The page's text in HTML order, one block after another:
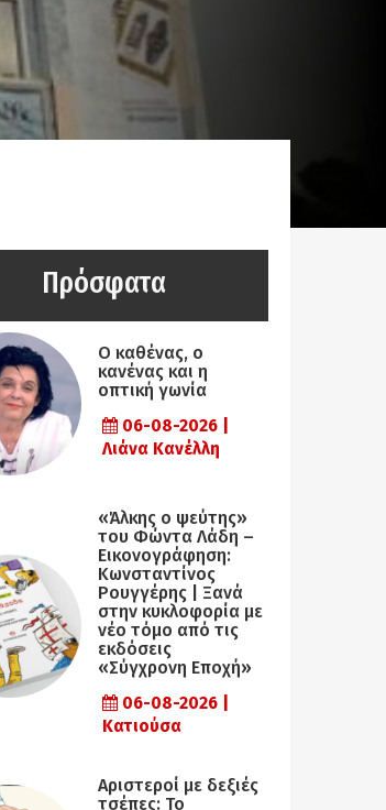
Πρόσφατα
Ο καθένας, ο
κανένας και η
οπτική γωνία
06-08-2026 |
Λιάνα Κανέλλη
«Άλκης ο ψεύτης»
του Φώντα Λάδη –
Εικονογράφηση:
Κωνσταντίνος
Ρουγγέρης | Ξανά
στην κυκλοφορία με
νέο τόμο από τις
εκδόσεις
«Σύγχρονη Εποχή»
06-08-2026 |
Κατιούσα
Αριστεροί με δεξιές
τσέπες: Το